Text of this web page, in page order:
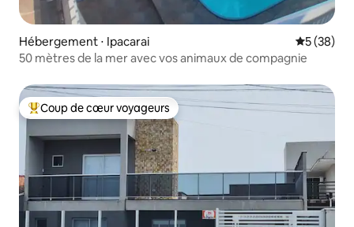
Hébergement ⋅ Ipacarai
5 (38)
50 mètres de la mer avec vos animaux de compagnie
Coups de cœur voyageurs les plus appréciés
Coup de cœur voyageurs